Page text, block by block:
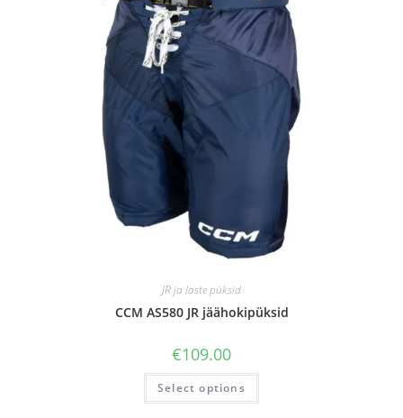
JR ja laste püksid
CCM AS580 JR jäähokipüksid
€109.00
Select options